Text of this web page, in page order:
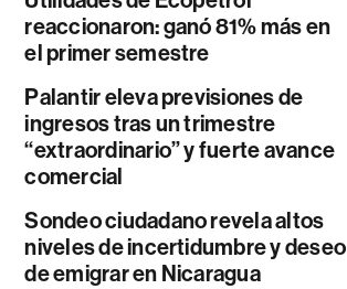
reaccionaron: ganó 81% más en
el primer semestre
Palantir eleva previsiones de
ingresos tras un trimestre
“extraordinario” y fuerte avance
comercial
Sondeo ciudadano revela altos
niveles de incertidumbre y deseo
de emigrar en Nicaragua